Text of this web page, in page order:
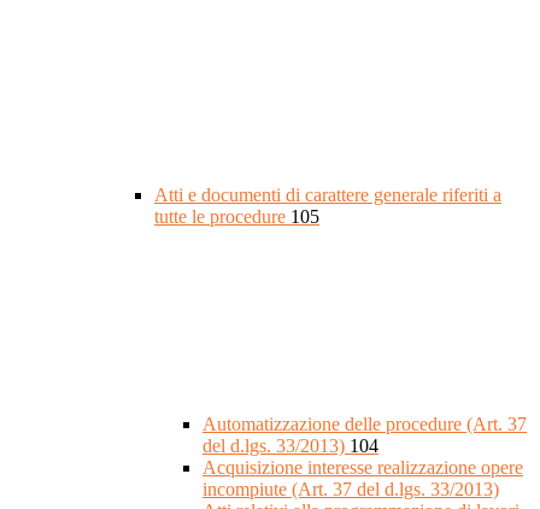
Atti e documenti di carattere generale riferiti a
tutte le procedure 105
Automatizzazione delle procedure (Art. 37
del d.lgs. 33/2013) 104
Acquisizione interesse realizzazione opere
incompiute (Art. 37 del d.lgs. 33/2013)